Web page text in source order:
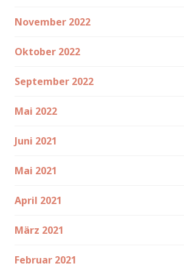
November 2022
Oktober 2022
September 2022
Mai 2022
Juni 2021
Mai 2021
April 2021
März 2021
Februar 2021